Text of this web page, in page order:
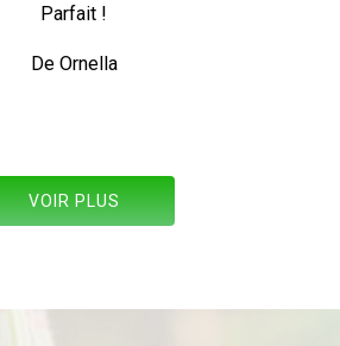
Très beau travail personne
VOIR PLUS